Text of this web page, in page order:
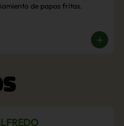
de papas fritas.